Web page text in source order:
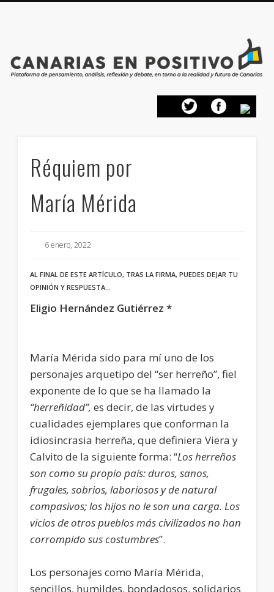
Réquiem por
María Mérida
6 enero, 2022
AL FINAL DE ESTE ARTÍCULO, TRAS LA FIRMA, PUEDES DEJAR TU
OPINIÓN Y RESPUESTA…
Eligio Hernández Gutiérrez *
María Mérida sido para mí uno de los
personajes arquetipo del “ser herreño”, fiel
exponente de lo que se ha llamado la
“herreñidad”, es decir, de las virtudes y
cualidades ejemplares que conforman la
idiosincrasia herreña, que definiera Viera y
Calvito de la siguiente forma: “Los herreños
son como su propio país: duros, sanos,
frugales, sobrios, laboriosos y de natural
compasivos; los hijos no le son una carga. Los
vicios de otros pueblos más civilizados no han
corrompido sus costumbres”.
Los personajes como María Mérida,
sencillos, humildes, bondadosos, solidarios